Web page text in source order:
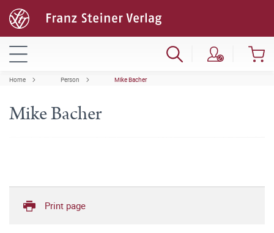
Home Person Mike Bacher
Mike Bacher
Print page